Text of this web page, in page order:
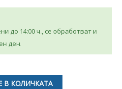
до 14:00 ч., се обработват и
ден.
В КОЛИЧКАТА